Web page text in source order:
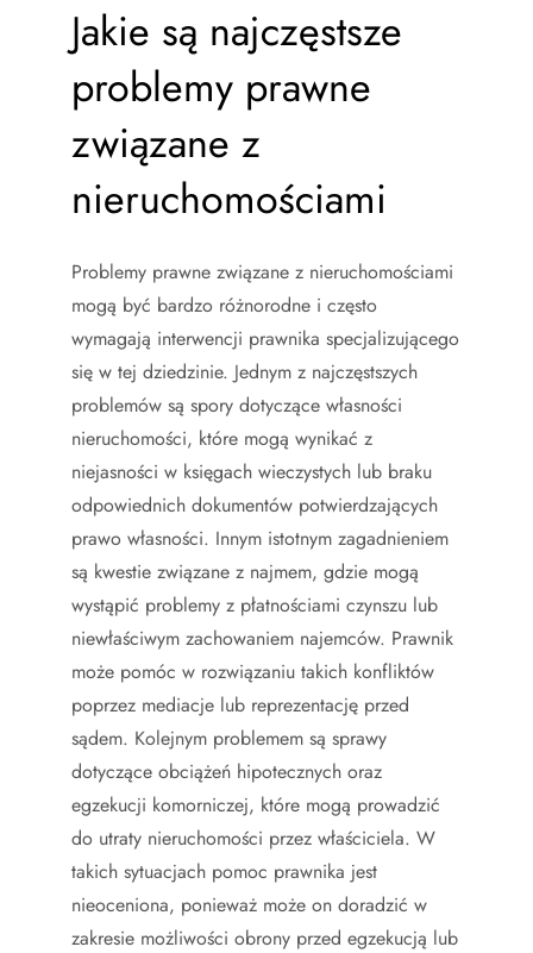
Jakie są najczęstsze
problemy prawne
związane z
nieruchomościami
Problemy prawne związane z nieruchomościami
mogą być bardzo różnorodne i często
wymagają interwencji prawnika specjalizującego
się w tej dziedzinie. Jednym z najczęstszych
problemów są spory dotyczące własności
nieruchomości, które mogą wynikać z
niejasności w księgach wieczystych lub braku
odpowiednich dokumentów potwierdzających
prawo własności. Innym istotnym zagadnieniem
są kwestie związane z najmem, gdzie mogą
wystąpić problemy z płatnościami czynszu lub
niewłaściwym zachowaniem najemców. Prawnik
może pomóc w rozwiązaniu takich konfliktów
poprzez mediacje lub reprezentację przed
sądem. Kolejnym problemem są sprawy
dotyczące obciążeń hipotecznych oraz
egzekucji komorniczej, które mogą prowadzić
do utraty nieruchomości przez właściciela. W
takich sytuacjach pomoc prawnika jest
nieoceniona, ponieważ może on doradzić w
zakresie możliwości obrony przed egzekucją lub